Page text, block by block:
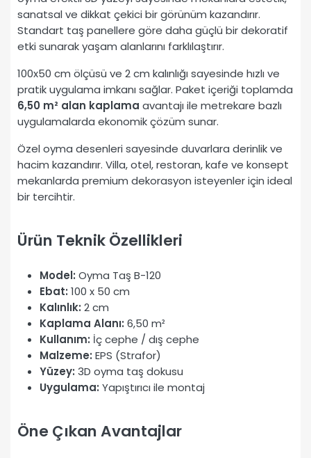
sanatsal ve dikkat çekici bir görünüm kazandırır.
Standart taş panellere göre daha güçlü bir dekoratif
etki sunarak yaşam alanlarını farklılaştırır.
100x50 cm ölçüsü ve 2 cm kalınlığı sayesinde hızlı ve
pratik uygulama imkanı sağlar. Paket içeriği toplamda
6,50 m² alan kaplama avantajı ile metrekare bazlı
uygulamalarda ekonomik çözüm sunar.
Özel oyma desenleri sayesinde duvarlara derinlik ve
hacim kazandırır. Villa, otel, restoran, kafe ve konsept
mekanlarda premium dekorasyon isteyenler için ideal
bir tercihtir.
Ürün Teknik Özellikleri
Model: Oyma Taş B-120
Ebat: 100 x 50 cm
Kalınlık: 2 cm
Kaplama Alanı: 6,50 m²
Kullanım: İç cephe / dış cephe
Malzeme: EPS (Strafor)
Yüzey: 3D oyma taş dokusu
Uygulama: Yapıştırıcı ile montaj
Öne Çıkan Avantajlar